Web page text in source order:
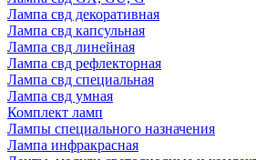
Лампа свд декоративная
Лампа свд капсульная
Лампа свд линейная
Лампа свд рефлекторная
Лампа свд специальная
Лампа свд умная
Комплект ламп
Лампы специального назначения
Лампа инфракрасная